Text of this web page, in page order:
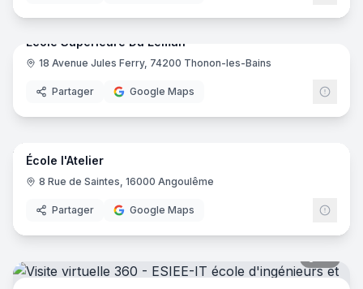
Ecole Supérieure Du Leman
18 Avenue Jules Ferry, 74200 Thonon-les-Bains
Partager Google Maps
14
École l'Atelier
8 Rue de Saintes, 16000 Angoulême
Partager Google Maps